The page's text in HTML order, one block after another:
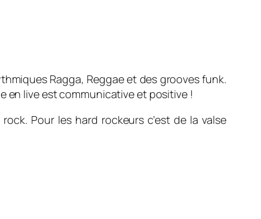
Ragga, Reggae et des grooves funk.
en live est communicative et positive !
Pour les hard rockeurs c’est de la valse